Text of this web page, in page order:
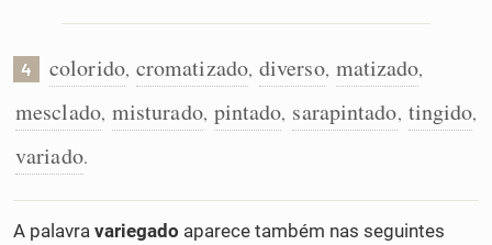
4 colorido, cromatizado, diverso, matizado,
mesclado, misturado, pintado, sarapintado, tingido,
variado.
A palavra variegado aparece também nas seguintes